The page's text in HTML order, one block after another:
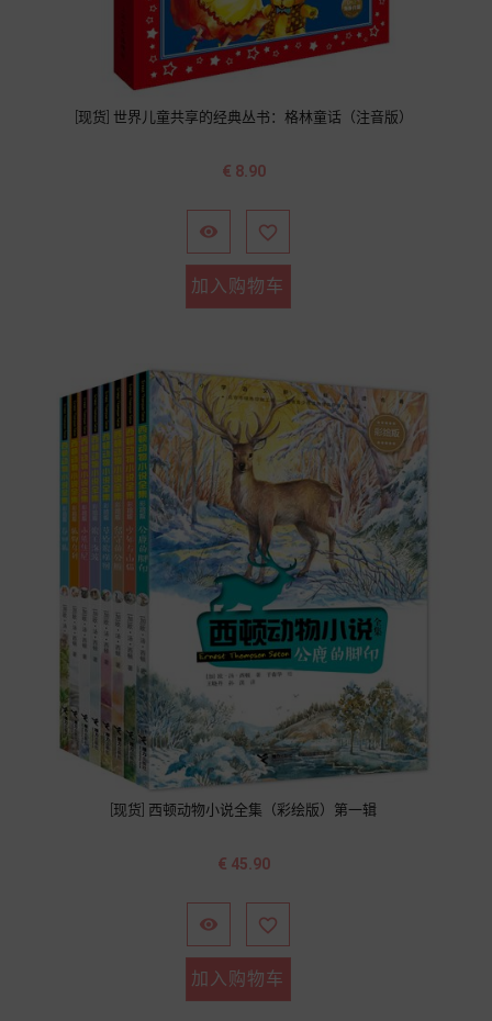
[现货] 世界儿童共享的经典丛书：格林童话（注音版）
价
€ 8.90
 
加入购物车
[现货] 西顿动物小说全集（彩绘版）第一辑
价
€ 45.90
 
加入购物车